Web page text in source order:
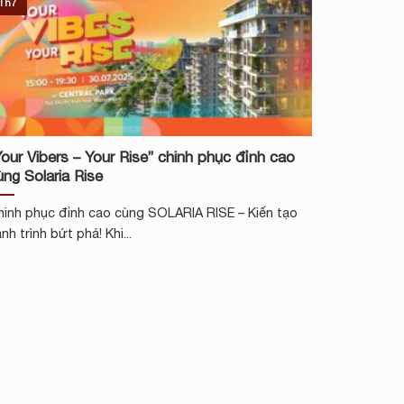
Vibers – Your Rise” chinh phục đỉnh cao
Solaria Rise
phục đỉnh cao cùng SOLARIA RISE – Kiến tạo
trình bứt phá! Khi...